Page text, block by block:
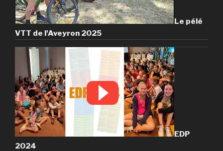
Le pélé
VTT de l'Aveyron 2025
EDP
2024